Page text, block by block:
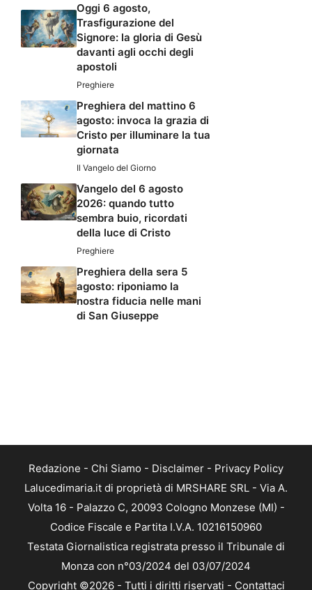
Oggi 6 agosto,
Trasfigurazione del
Signore: la gloria di Gesù
davanti agli occhi degli
apostoli
Preghiere
Preghiera del mattino 6
agosto: invoca la grazia di
Cristo per illuminare la tua
giornata
Il Vangelo del Giorno
Vangelo del 6 agosto
2026: quando tutto
sembra buio, ricordati
della luce di Cristo
Preghiere
Preghiera della sera 5
agosto: riponiamo la
nostra fiducia nelle mani
di San Giuseppe
Redazione - Chi Siamo - Disclaimer - Privacy Policy
Lalucedimaria.it di proprietà di MRSHARE SRL - Via A.
Volta 16 - Palazzo C, 20093 Cologno Monzese (MI) -
Codice Fiscale e Partita I.V.A. 10216150960
Testata Giornalistica registrata presso il Tribunale di
Monza con n°03/2024 del 03/07/2024
Copyright ©2026 - Tutti i diritti riservati - Contattaci